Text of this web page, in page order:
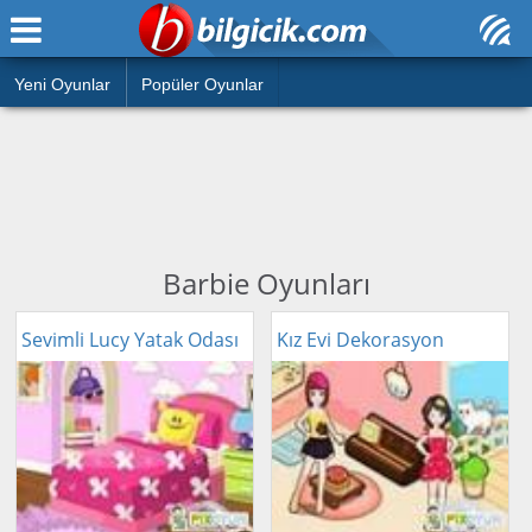
Araba
Çocuk
Angry Birds
Silah
Basketbol
Motor
Ana Sayfa
Hızlı Okuma Testi
Hesaplamalar
Oyun
Yeni Oyunlar Popüler Oyunlar
Barbie Oyunları
Sevimli Lucy Yatak Odası Kız Evi Dekorasyon